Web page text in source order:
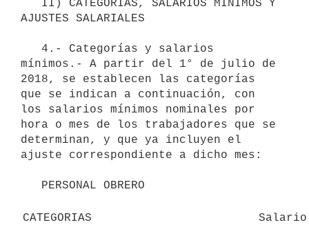
AJUSTES SALARIALES
mínimos.- A partir del 1° de julio de
2018, se establecen las categorías
que se indican a continuación, con
los salarios mínimos nominales por
hora o mes de los trabajadores que se
determinan, y que ya incluyen el
ajuste correspondiente a dicho mes:
CATEGORIAS
Salario